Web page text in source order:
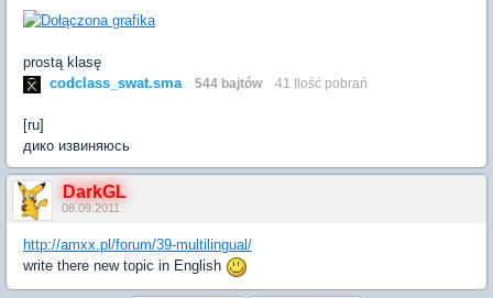
prostą klasę
codclass_swat.sma
544 bajtów 41 Ilość pobrań
[ru]
дико извиняюсь
DarkGL
08.09.2011
http://amxx.pl/forum/39-multilingual/
write there new topic in English